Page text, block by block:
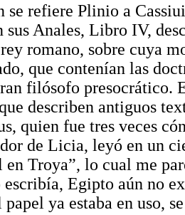
se refiere Plinio a
sus Anales, Libro IV,
romano, sobre cuya
que contenían las
filósofo presocrático.
describen antiguos
quien fue tres veces
de Licia, leyó en un
en Troya”, lo cual me
escribía, Egipto aún no
papel ya estaba en uso,